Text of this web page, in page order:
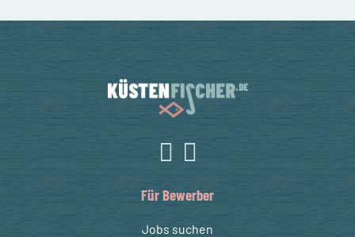
Für Bewerber
Jobs suchen